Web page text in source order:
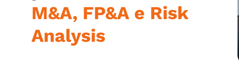
M&A, FP&A e Risk
Analysis